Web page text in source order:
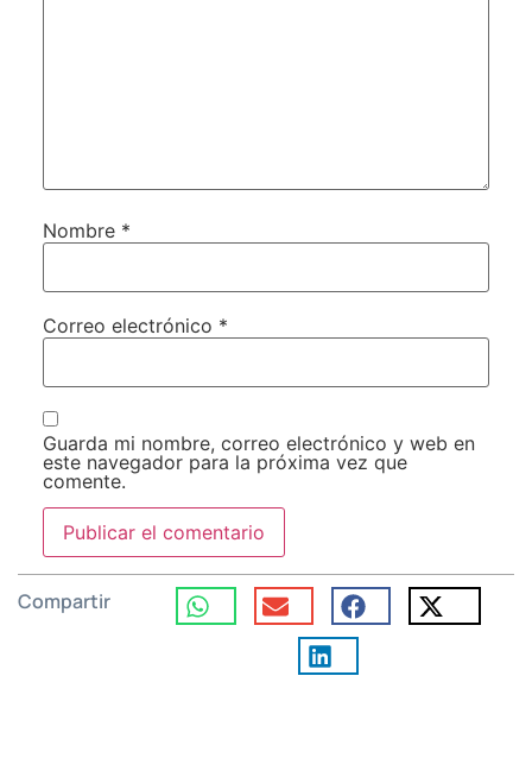
Nombre *
Correo electrónico *
Guarda mi nombre, correo electrónico y web en
este navegador para la próxima vez que
comente.
Compartir